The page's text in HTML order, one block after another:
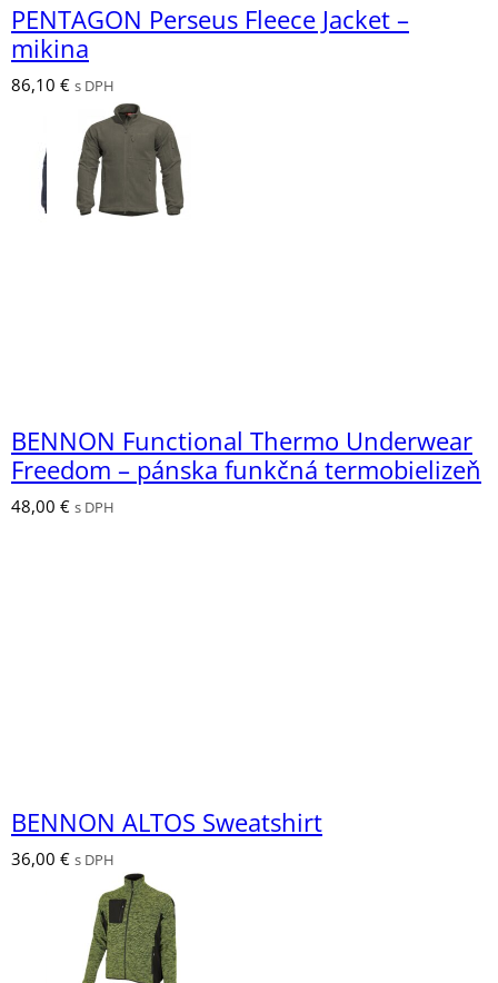
PENTAGON Perseus Fleece Jacket –
mikina
86,10 € s DPH
BENNON Functional Thermo Underwear
Freedom – pánska funkčná termobielizeň
48,00 € s DPH
BENNON ALTOS Sweatshirt
36,00 € s DPH